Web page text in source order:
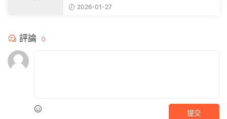
2026-01-27
評論 0
提交